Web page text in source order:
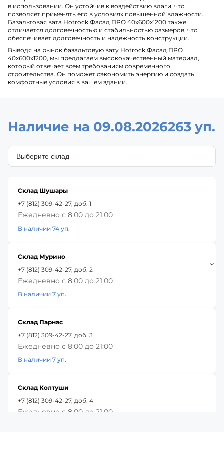
в использовании. Он устойчив к воздействию влаги, что
позволяет применять его в условиях повышенной влажности.
Базальтовая вата Hotrock Фасад ПРО 40х600х1200 также
отличается долговечностью и стабильностью размеров, что
обеспечивает долговечность и надежность конструкции.
Выводя на рынок базальтовую вату Hotrock Фасад ПРО
40х600х1200, мы предлагаем высококачественный материал,
который отвечает всем требованиям современного
строительства. Он поможет сэкономить энергию и создать
комфортные условия в вашем здании.
Наличие на 09.08.2026263 уп.
Склад Шушары
+7 (812) 309-42-27, доб. 1
Ежедневно с 8:00 до 21:00
В наличии 74 уп.
Склад Мурино
+7 (812) 309-42-27, доб. 2
Ежедневно с 8:00 до 21:00
В наличии 7 уп.
Склад Парнас
+7 (812) 309-42-27, доб. 3
Ежедневно с 8:00 до 21:00
В наличии 7 уп.
Склад Колтуши
+7 (812) 309-42-27, доб. 4
Ежедневно с 8:00 до 21:00